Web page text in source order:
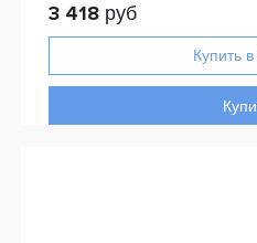
3 418 руб